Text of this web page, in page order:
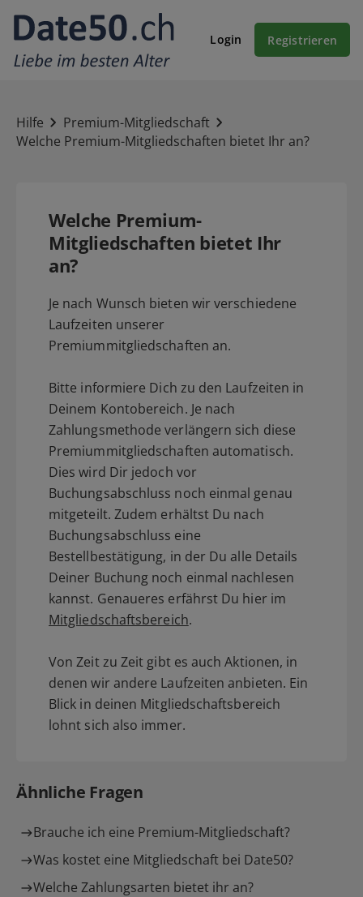
Login Registrieren
Hilfe
Premium-Mitgliedschaft
Welche Premium-Mitgliedschaften bietet Ihr an?
Welche Premium-
Mitgliedschaften bietet Ihr
an?
Je nach Wunsch bieten wir verschiedene
Laufzeiten unserer
Premiummitgliedschaften an.
Bitte informiere Dich zu den Laufzeiten in
Deinem Kontobereich. Je nach
Zahlungsmethode verlängern sich diese
Premiummitgliedschaften automatisch.
Dies wird Dir jedoch vor
Buchungsabschluss noch einmal genau
mitgeteilt. Zudem erhältst Du nach
Buchungsabschluss eine
Bestellbestätigung, in der Du alle Details
Deiner Buchung noch einmal nachlesen
kannst. Genaueres erfährst Du hier im
Mitgliedschaftsbereich.
Von Zeit zu Zeit gibt es auch Aktionen, in
denen wir andere Laufzeiten anbieten. Ein
Blick in deinen Mitgliedschaftsbereich
lohnt sich also immer.
Ähnliche Fragen
Brauche ich eine Premium-Mitgliedschaft?
Was kostet eine Mitgliedschaft bei Date50?
Welche Zahlungsarten bietet ihr an?